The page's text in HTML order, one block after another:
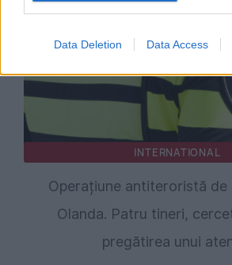
Data Deletion Data Access
INTERNATIONAL
Operațiune antiteroristă de
Olanda. Patru tineri,
pregătirea unui